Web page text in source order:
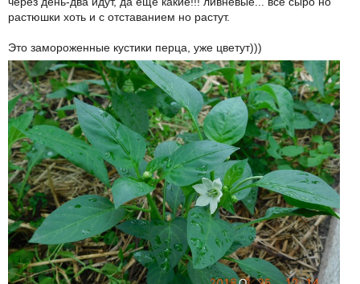
растюшки хоть и с отставанием но растут.
Это замороженные кустики перца, уже цветут)))